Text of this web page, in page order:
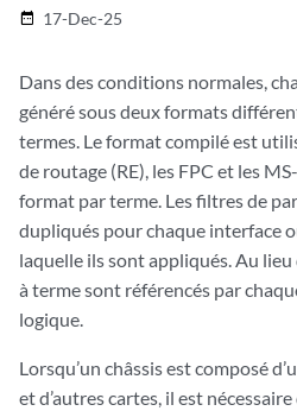
date_range 17-Dec-25
Dans des conditions normales,
généré sous deux formats
termes. Le format compilé est
de routage (RE), les FPC et les
format par terme. Les filtres de
dupliqués pour chaque interface
laquelle ils sont appliqués. Au
à terme sont référencés par
logique.
Lorsqu’un châssis est composé
et d’autres cartes, il est